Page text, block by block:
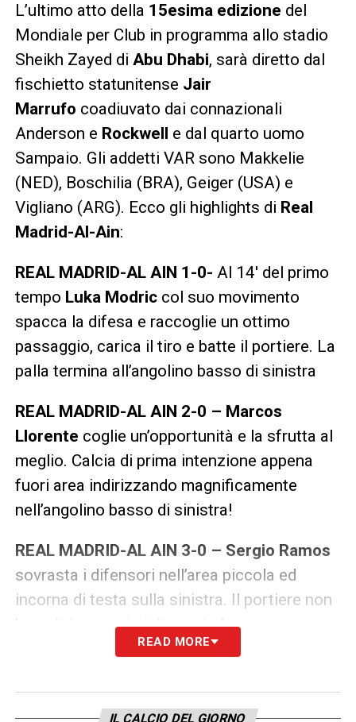
L’ultimo atto della 15esima edizione del
Mondiale per Club in programma allo stadio
Sheikh Zayed di Abu Dhabi, sarà diretto dal
fischietto statunitense Jair
Marrufo coadiuvato dai connazionali
Anderson e Rockwell
e dal quarto uomo
Sampaio. Gli addetti VAR sono Makkelie
(NED), Boschilia (BRA), Geiger (USA) e
Vigliano (ARG). Ecco gli highlights di Real
Madrid-Al-Ain:
REAL MADRID-AL AIN 1-0- Al 14′ del primo
tempo Luka Modriccol suo movimento
spacca la difesa e raccoglie un ottimo
passaggio, carica il tiro e batte il portiere. La
palla termina all’angolino basso di sinistra
REAL MADRID-AL AIN 2-0 – Marcos
Llorente coglie un’opportunità e la sfrutta al
meglio. Calcia di prima intenzione appena
fuori area indirizzando magnificamente
nell’angolino basso di sinistra!
REAL MADRID-AL AIN 3-0 – Sergio Ramos
sovrasta i difensori nell’area piccola ed
incorna di testa sulla sinistra. Il portiere non
ha potuto proprio intervenire!
calciata su punizione trova la testa di
Tsukasa Shiotaniche in volo segna di testa
READ MORE
IL CALCIO DEL GIORNO